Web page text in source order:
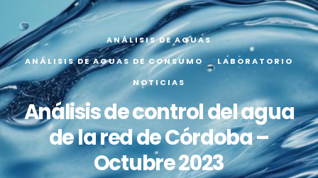
ANÁLISIS DE AGUAS
ANÁLISIS DE AGUAS DE CONSUMO
LABORATORIO
NOTICIAS
Análisis de control del agua
de la red de Córdoba –
Octubre 2023